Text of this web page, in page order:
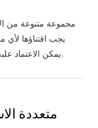
مجموعة متنوعة من
يجب اقتناؤها لأي
يمكن الاعتماد عليه لجميع احتياجاتك التنظيمية.
متعددة